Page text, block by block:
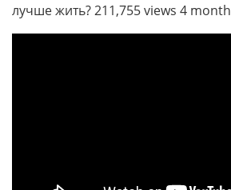
лучше жить? 211,755 views 4